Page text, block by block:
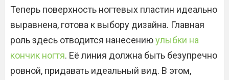
Теперь поверхность ногтевых пластин идеально
выравнена, готова к выбору дизайна. Главная
роль здесь отводится нанесениюулыбки на
кончик ногтя. Её линия должна быть безупречно
ровной, придавать идеальный вид. В этом,